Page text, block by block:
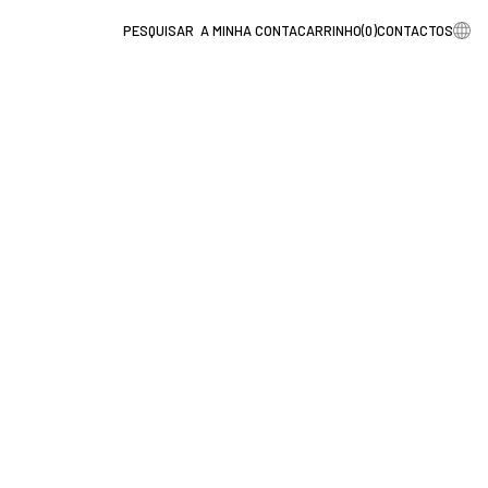
A MINHA CONTACARRINHO(0)CONTACTOS